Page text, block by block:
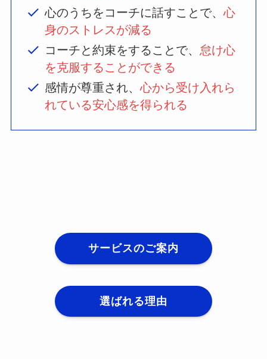
心のうちをコーチに話すことで、心
身のストレスが減る
コーチと約束をすることで、 怠け心
を克服することができる
感情が尊重され、心から受け入れら
れている安心感を得られる
サービスのご案内
選ばれる理由